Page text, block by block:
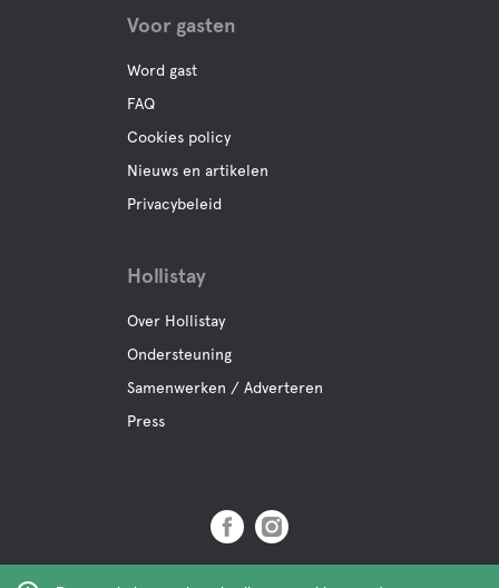
Voor gasten
Word gast
FAQ
Cookies policy
Nieuws en artikelen
Privacybeleid
Hollistay
Over Hollistay
Ondersteuning
Samenwerken / Adverteren
Press